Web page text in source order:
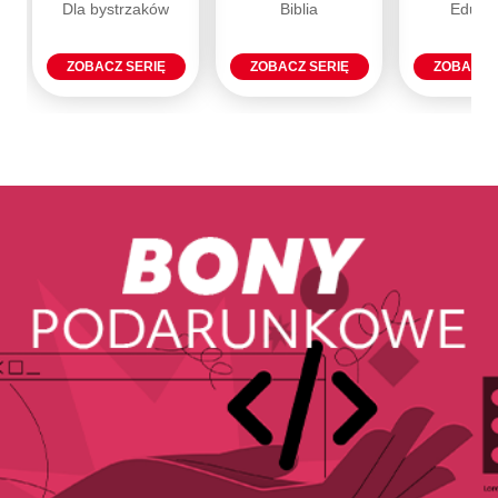
Dla bystrzaków
ZOBACZ SERIĘ
Biblia
ZOBACZ SERIĘ ZOBACZ